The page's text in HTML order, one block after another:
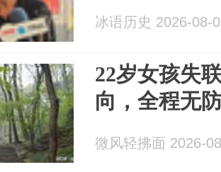
冰语历史 2026-08-
22岁女孩失
向，全程无
微风轻拂面 2026-